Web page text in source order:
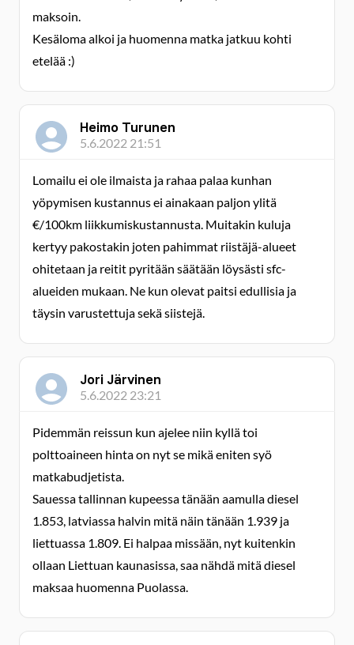
maksoin.
Kesäloma alkoi ja huomenna matka jatkuu kohti
etelää :)
Heimo Turunen
5.6.2022 21:51
Lomailu ei ole ilmaista ja rahaa palaa kunhan
yöpymisen kustannus ei ainakaan paljon ylitä
€/100km liikkumiskustannusta. Muitakin kuluja
kertyy pakostakin joten pahimmat riistäjä-alueet
ohitetaan ja reitit pyritään säätään löysästi sfc-
alueiden mukaan. Ne kun olevat paitsi edullisia ja
täysin varustettuja sekä siistejä.
Jori Järvinen
5.6.2022 23:21
Pidemmän reissun kun ajelee niin kyllä toi
polttoaineen hinta on nyt se mikä eniten syö
matkabudjetista.
Sauessa tallinnan kupeessa tänään aamulla diesel
1.853, latviassa halvin mitä näin tänään 1.939 ja
liettuassa 1.809. Ei halpaa missään, nyt kuitenkin
ollaan Liettuan kaunasissa, saa nähdä mitä diesel
maksaa huomenna Puolassa.